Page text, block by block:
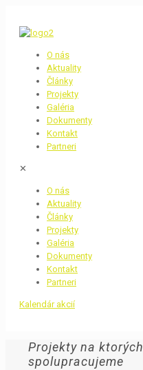
O nás
Aktuality
Články
Projekty
Galéria
Dokumenty
Kontakt
Partneri
✕
O nás
Aktuality
Články
Projekty
Galéria
Dokumenty
Kontakt
Partneri
Kalendár akcií
Projekty na ktorých
spolupracujeme